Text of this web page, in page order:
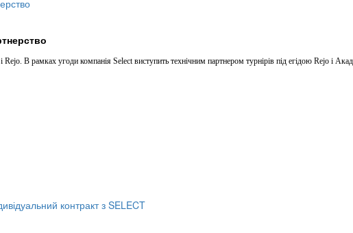
В рамках угоди компанія Select виступить технічним партнером турнірів під егідою Rejo і